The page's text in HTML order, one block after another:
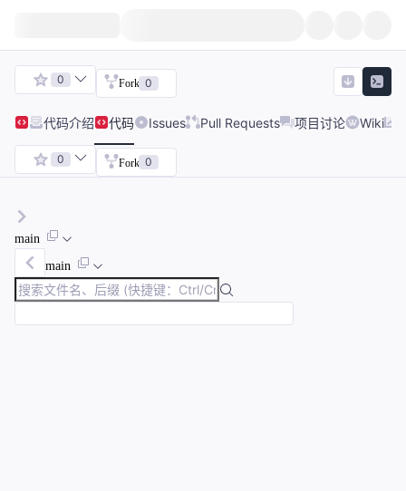
0 Fork 0
代码介绍 代码 Issues Pull Requests 项目讨论 Wiki
0 Fork 0
main
main